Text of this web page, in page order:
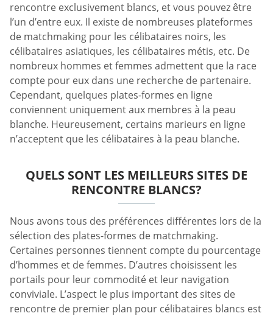
rencontre exclusivement blancs, et vous pouvez être
l’un d’entre eux. Il existe de nombreuses plateformes
de matchmaking pour les célibataires noirs, les
célibataires asiatiques, les célibataires métis, etc. De
nombreux hommes et femmes admettent que la race
compte pour eux dans une recherche de partenaire.
Cependant, quelques plates-formes en ligne
conviennent uniquement aux membres à la peau
blanche. Heureusement, certains marieurs en ligne
n’acceptent que les célibataires à la peau blanche.
QUELS SONT LES MEILLEURS SITES DE
RENCONTRE BLANCS?
Nous avons tous des préférences différentes lors de la
sélection des plates-formes de matchmaking.
Certaines personnes tiennent compte du pourcentage
d’hommes et de femmes. D’autres choisissent les
portails pour leur commodité et leur navigation
conviviale. L’aspect le plus important des sites de
rencontre de premier plan pour célibataires blancs est